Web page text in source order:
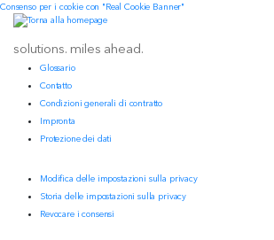
Consenso per i cookie con "Real Cookie Banner"
solutions. miles ahead.
Glossario
Contatto
Condizioni generali di contratto
Impronta
Protezione dei dati
Modifica delle impostazioni sulla privacy
Storia delle impostazioni sulla privacy
Revocare i consensi